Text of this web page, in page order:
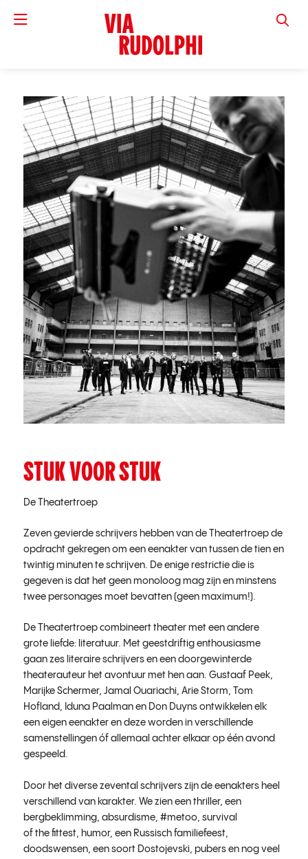
VIA
STUK VOOR STUK
De Theatertroep
Zeven gevierde schrijvers hebben van de Theatertroep de
opdracht gekregen om een eenakter van tussen de tien en
twintig minuten te schrijven. De enige restrictie die is
gegeven is dat het geen monoloog mag zijn en minstens
twee personages moet bevatten (geen maximum!).
De Theatertroep combineert theater met een andere
grote liefde: literatuur. Met geestdriftig enthousiasme
gaan zes literaire schrijvers en een doorgewinterde
theaterauteur het avontuur met hen aan. Gustaaf Peek,
Marijke Schermer, Jamal Ouariachi, Arie Storm, Tom
Hofland, IdunaPaalman en Don Duyns ontwikkelen elk
een eigen eenakter en deze worden in verschillende
samenstellingen óf allemaal achter elkaar op één avond
gespeeld.
Door het diverse zevental schrijvers zijn de eenakters heel
verschillend van karakter. We zien een thriller, een
bergbeklimming, absurdisme, #metoo, survival
of the fittest, humor, een Russisch familiefeest,
doodswensen, een soort Dostojevski, pubers en nog veel